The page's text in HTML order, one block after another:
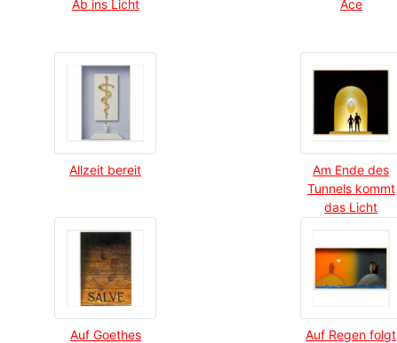
Ab ins Licht Ace
Allzeit bereit
Am Ende des
Tunnels kommt
das Licht
Auf Goethes
Auf Regen folgt